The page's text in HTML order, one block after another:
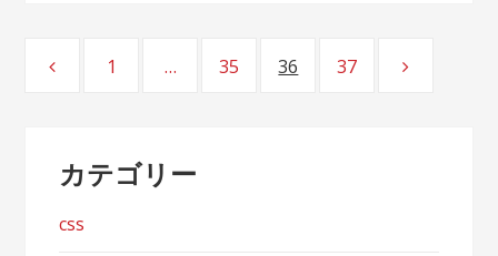
投
ビ
ゲ
ページ
1 … ページ
35 ページ
36 ページ
37
カテゴリー
css